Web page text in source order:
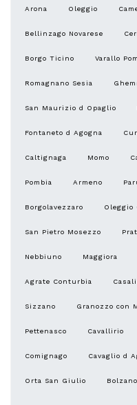
Arona Oleggio
Bellinzago Novarese
Borgo Ticino Varallo
Romagnano Sesia
San Maurizio d Opaglio
Fontaneto d Agogna
Caltignaga Momo
Pombia Armeno
Borgolavezzaro Oleggio
San Pietro Mosezzo
Nebbiuno Maggiora
Agrate Conturbia
Sizzano Granozzo con
Pettenasco Cavallirio
Comignago Cavaglio d
Orta San Giulio